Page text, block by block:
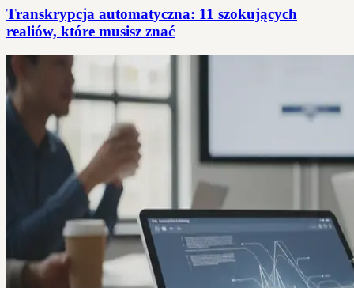
Transkrypcja automatyczna: 11 szokujących
realiów, które musisz znać